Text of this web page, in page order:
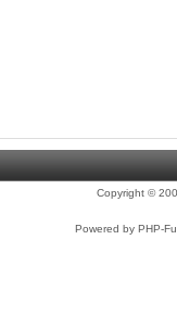
Copyright ©
Powered by PHP-